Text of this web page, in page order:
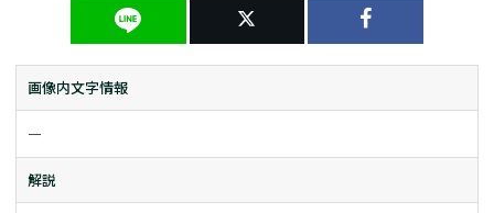
画像内文字情報
ー
解説